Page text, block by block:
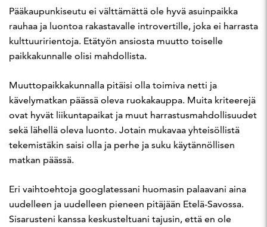
Pääkaupunkiseutu ei välttämättä ole hyvä asuinpaikka
rauhaa ja luontoa rakastavalle introvertille, joka ei harrasta
kulttuuririentoja. Etätyön ansiosta muutto toiselle
paikkakunnalle olisi mahdollista.
Muuttopaikkakunnalla pitäisi olla toimiva netti ja
kävelymatkan päässä oleva ruokakauppa. Muita kriteerejä
ovat hyvät liikuntapaikat ja muut harrastusmahdollisuudet
sekä lähellä oleva luonto. Jotain mukavaa yhteisöllistä
tekemistäkin saisi olla ja perhe ja suku käytännöllisen
matkan päässä.
Eri vaihtoehtoja googlatessani huomasin palaavani aina
uudelleen ja uudelleen pieneen pitäjään Etelä-Savossa.
Sisarusteni kanssa keskusteltuani tajusin, että en ole